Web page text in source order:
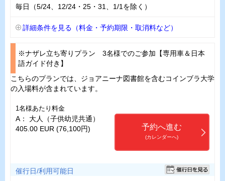
毎日（5/24、12/24・25・31、1/1を除く）
詳細条件を見る（料金・予約期限・取消料など）
※ナザレ立ち寄りプラン 3名様でのご参加【専用車＆日本
語ガイド付き】
こちらのプランでは、ジョアニーナ図書館を含むコインブラ大学
の入場料が含まれています。
1名様あたり料金
A： 大人（子供幼児共通）
405.00 EUR (76,100円)
予約へ進む
(カレンダーへ)
催行日/利用可能日